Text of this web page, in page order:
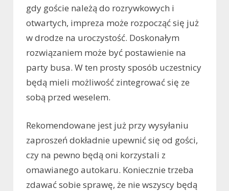
gdy goście należą do rozrywkowych i
otwartych, impreza może rozpocząć się już
w drodze na uroczystość. Doskonałym
rozwiązaniem może być postawienie na
party busa. W ten prosty sposób uczestnicy
będą mieli możliwość zintegrować się ze
sobą przed weselem.
Rekomendowane jest już przy wysyłaniu
zaproszeń dokładnie upewnić się od gości,
czy na pewno będą oni korzystali z
omawianego autokaru. Koniecznie trzeba
zdawać sobie sprawę, że nie wszyscy będą